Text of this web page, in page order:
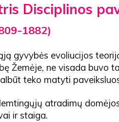
Disciplinos
1882)
gyvybės evoliucijos
Žemėje, ne visada buvo
teko matyti
atradimų
ir staiga.